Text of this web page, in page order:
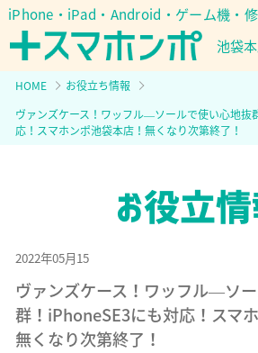
iPhone・iPad・Android・ゲーム機・
池袋
HOME
お役立ち情報
ヴァンズケース！ワッフル―ソールで使い心地抜
応！スマホンポ池袋本店！無くなり次第終了！
2022年05月15
ヴァンズケース！ワッフル―ソ
群！iPhoneSE3にも対応！スマ
無くなり次第終了！